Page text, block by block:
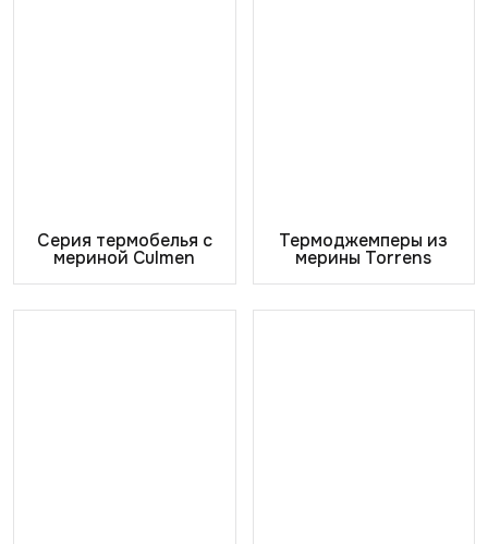
Серия термобелья с
мериной Culmen
Термоджемперы из
мерины Torrens